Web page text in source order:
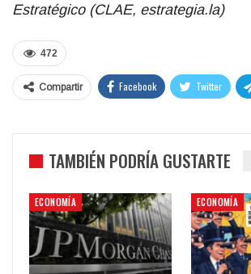
Estratégico (CLAE, estrategia.la)
472
Compartir Facebook Twitter
TAMBIÉN PODRÍA GUSTARTE
ECONOMÍA ECONOMÍA